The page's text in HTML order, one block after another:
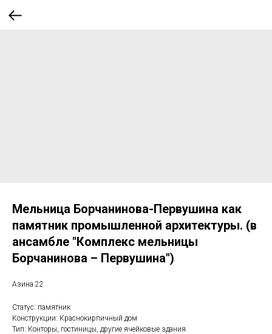
Мельница Борчанинова-Первушина как
памятник промышленной архитектуры. (в
ансамбле "Комплекс мельницы
Борчанинова – Первушина")
Азина 22
Статус: памятник
Конструкции: Краснокирпичный дом
Тип: Конторы, гостиницы, другие ячейковые здания.